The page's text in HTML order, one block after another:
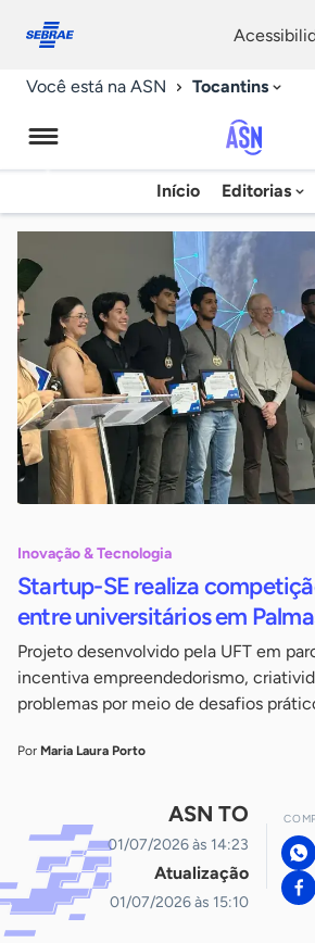
conosco
Você está na ASN Tocantins
de
Início Editorias
Inovação & Tecnologia
Startup-SE realiza
entre universitários em
Projeto desenvolvido pela UFT em
incentiva empreendedorismo,
problemas por meio de desafios
Por Maria Laura Porto
ASN TO
01/07/2026 às 14:23
Atualização
01/07/2026 às 15:10